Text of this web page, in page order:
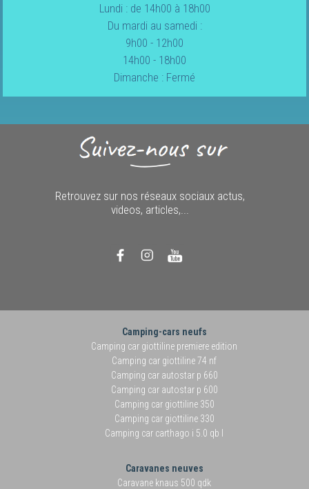
Lundi : de 14h00 à 18h00
Du mardi au samedi :
9h00 - 12h00
14h00 - 18h00
Dimanche : Fermé
Retrouvez sur nos réseaux sociaux actus,
videos, articles,...
Camping-cars neufs
Camping car giottiline premiere edition
Camping car giottiline 74 nf
Camping car autostar p 660
Camping car autostar p 600
Camping car giottiline 350
Camping car giottiline 330
Camping car carthago i 5.0 qb l
Caravanes neuves
Caravane knaus 500 qdk